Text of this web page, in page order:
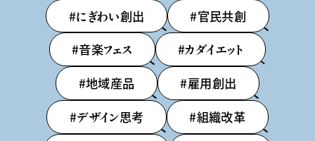
#にぎわい創出
#官民共創
#音楽フェス
#カダイエット
#地域産品
#雇用創出
#デザイン思考
#組織改革